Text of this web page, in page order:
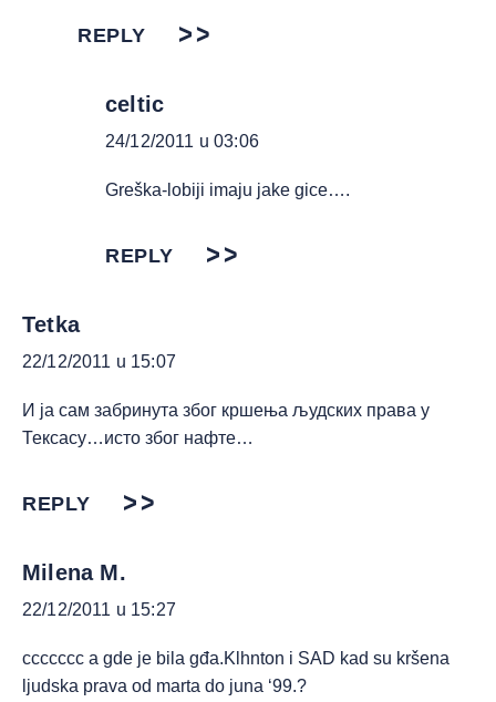
REPLY
celtic
24/12/2011 u 03:06
Greška-lobiji imaju jake gice….
REPLY
Tetka
22/12/2011 u 15:07
И ја сам забринута због кршења људских права у
Тексасу…исто због нафте…
REPLY
Milena M.
22/12/2011 u 15:27
ccccccc a gde je bila gđa.Klhnton i SAD kad su kršena
ljudska prava od marta do juna ‘99.?